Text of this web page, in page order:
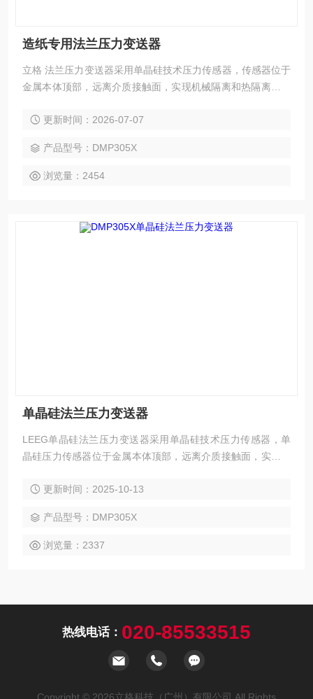
造纸专用法兰压力变送器
立格 法兰压力变送器采用单晶硅技术压力传感器，传感器位于
金属本体顶部，远离介质接触面，实现机械隔离和热隔离，玻
了电子线路的灵活性能与耐瞬变电压保护的能力，可应对复杂
合苛刻的流程工业环境中压力、液位或流量测量应用。
更新时间：2026-07-07
产品型号：DMP305X
浏览量：2454
单晶硅法兰压力变送器
LEEG单晶硅法兰压力变送器采用单晶硅技术压力传感器，单
晶硅压力传感器位于金属本体顶部，远离介质接触面，实现机
强度电气绝缘，提高了电子线路的灵活性能与耐瞬变电压保护
抗电磁干扰能力，适合苛刻的流程工业环境中压力、液位或流
量测量应用。
更新时间：2025-10-13
产品型号：DMP305X
浏览量：2337
热线电话： 020-85533515